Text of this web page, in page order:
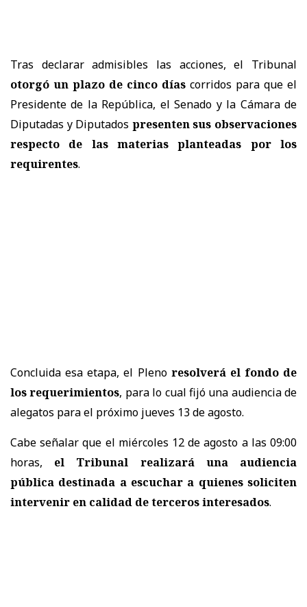
Tras declarar admisibles las acciones, el Tribunal
otorgó un plazo de cinco días corridos para que el
Presidente de la República, el Senado y la Cámara de
Diputadas y Diputados presenten sus observaciones
respecto de las materias planteadas por los
requirentes.
Concluida esa etapa, el Pleno resolverá el fondo de
los requerimientos, para lo cual fijó una audiencia de
alegatos para el próximo jueves 13 de agosto.
Cabe señalar que el miércoles 12 de agosto a las 09:00
horas, el Tribunal realizará una audiencia
pública destinada a escuchar a quienes soliciten
intervenir en calidad de terceros interesados.